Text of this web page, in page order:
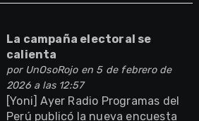
La campaña electoral se
calienta
por UnOsoRojoen 5 de febrero de
2026 a las 12:57
[Yoni] Ayer Radio Programas del
Perú publicó la nueva encuesta